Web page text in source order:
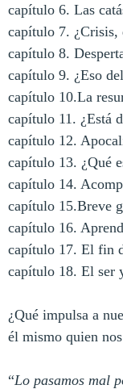
capítulo 6. Las
capítulo 7. ¿Crisis,
capítulo 8.
capítulo 9. ¿Eso
capítulo 10.La
capítulo 11. ¿Está
capítulo 12.
capítulo 13. ¿Qué
capítulo 14.
capítulo 15.Breve
capítulo 16.
capítulo 17. El fin
capítulo 18. El ser
¿Qué impulsa a
él mismo quien
“Lo pasamos mal